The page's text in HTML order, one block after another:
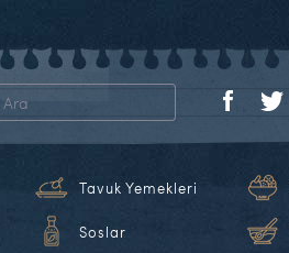
Tavuk Yemekleri
Soslar